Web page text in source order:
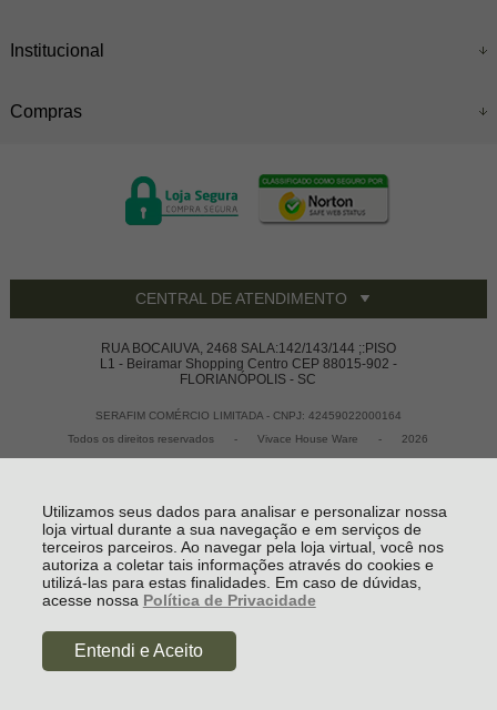
Utilizamos seus dados para analisar e personalizar nossa
loja virtual durante a sua navegação e em serviços de
terceiros parceiros. Ao navegar pela loja virtual, você nos
autoriza a coletar tais informações através do cookies e
utilizá-las para estas finalidades. Em caso de dúvidas,
acesse nossa Política de Privacidade
Entendi e Aceito
Institucional
Compras
CENTRAL DE ATENDIMENTO
RUA BOCAIUVA, 2468 SALA:142/143/144 ;:PISO
L1 - Beiramar Shopping Centro CEP 88015-902 -
FLORIANÓPOLIS - SC
SERAFIM COMÉRCIO LIMITADA - CNPJ: 42459022000164
Todos os direitos reservados
- Vivace House Ware - 2026
R$ 2.555,50
à vista no boleto ou pix